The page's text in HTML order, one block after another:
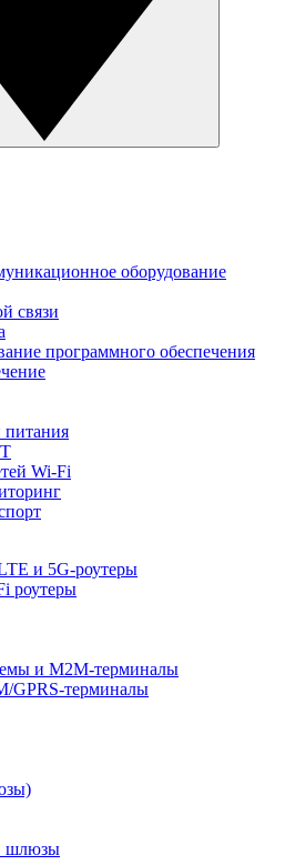
оборудование
связи
программного обеспечения
Wi-Fi
и 5G-роутеры
роутеры
и M2M-терминалы
GPRS-терминалы
шлюзы